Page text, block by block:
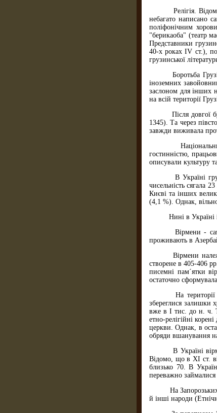
Релігія.
небагато написано
поліфонічним
"берикаоба" (театр
Представники
40-х роках IV cт.),
грузинської
Боротьба Грузії
іноземних
заслоном для інших
на всій території
Після довгої
1345). Та через
завжди виживала
Національний
гостинністю,
описували культуру
В Україні
чисельність сягала
Києві та інших
(4,1 %). Однак,
Нині в Україні
Вірмени -
проживають в
Вірмени
створене в 405-406
писемні пам´ятки
остаточно
На території
збереглися залишки
вже в І тис. до н. ч.
етно-релігійні
церкви. Однак, в
обряди вшанування
В Україні
Відомо, що в ХІ ст.
близько 70. В
переважно займалися
На Запорозьких
й інші народи